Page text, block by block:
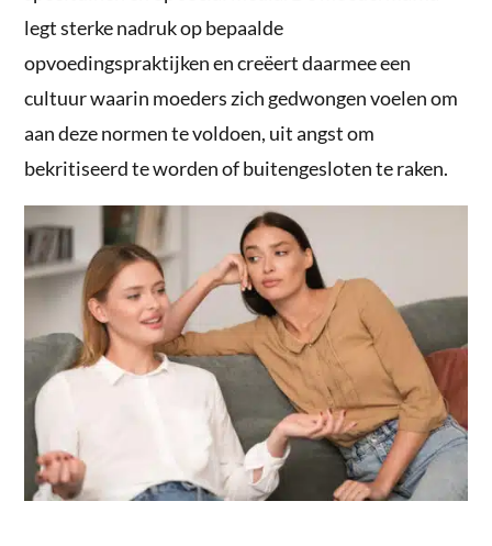
legt sterke nadruk op bepaalde
opvoedingspraktijken en creëert daarmee een
cultuur waarin moeders zich gedwongen voelen om
aan deze normen te voldoen, uit angst om
bekritiseerd te worden of buitengesloten te raken.